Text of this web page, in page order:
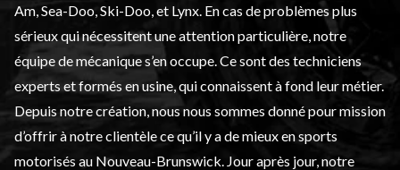
Am, Sea-Doo, Ski-Doo, et Lynx. En cas de problèmes plus
sérieux qui nécessitent une attention particulière, notre
équipe de mécanique s’en occupe. Ce sont des techniciens
experts et formés en usine, qui connaissent à fond leur métier.
Depuis notre création, nous nous sommes donné pour mission
d’offrir à notre clientèle ce qu’il y a de mieux en sports
motorisés au Nouveau-Brunswick. Jour après jour, notre